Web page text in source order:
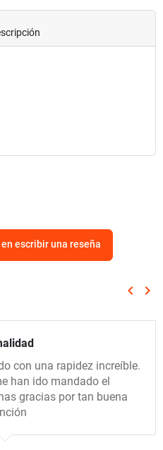
escribir una reseña
keyboard_arrow_left keyboard_arrow_right
con una rapidez increíble.
han ido mandado el
gracias por tan buena